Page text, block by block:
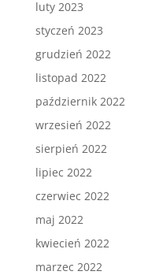
luty 2023
styczeń 2023
grudzień 2022
listopad 2022
październik 2022
wrzesień 2022
sierpień 2022
lipiec 2022
czerwiec 2022
maj 2022
kwiecień 2022
marzec 2022